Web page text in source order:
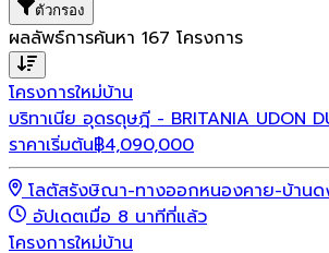
ตัวกรอง
ผลลัพธ์การค้นหา 167 โครงการ
โครงการใหม่บ้าน
บริทาเนีย อุดรดุษฎี - BRITANIA UDON
ราคาเริ่มต้น฿4,090,000
โลตัสรังษิณา-ทางออกหนองคาย-บ้าน
อัปเดตเมื่อ 8 นาทีที่แล้ว
โครงการใหม่บ้าน